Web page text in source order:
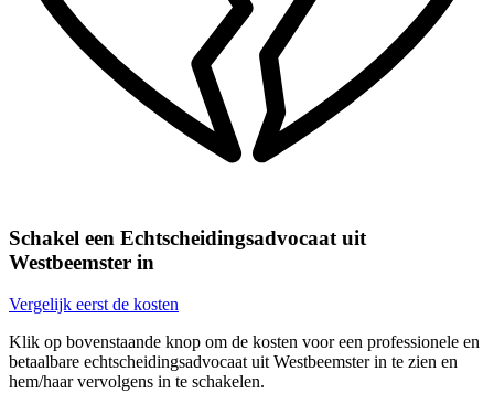
Schakel een Echtscheidingsadvocaat uit
Westbeemster in
Vergelijk eerst de kosten
Klik op bovenstaande knop om de kosten voor een professionele en
betaalbare echtscheidingsadvocaat uit Westbeemster in te zien en
hem/haar vervolgens in te schakelen.